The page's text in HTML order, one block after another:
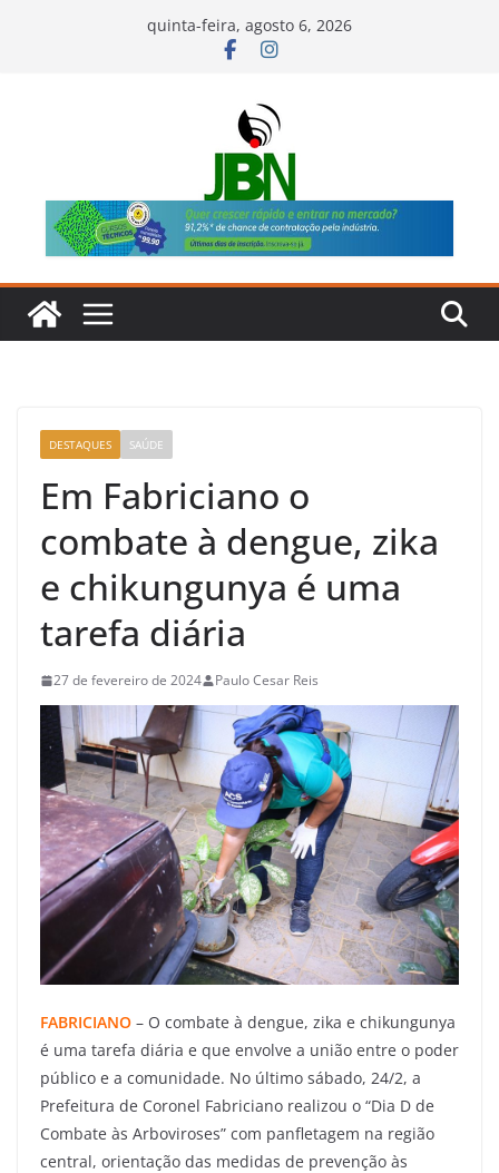
quinta-feira, agosto 6, 2026
DESTAQUES SAÚDE
Em Fabriciano o
combate à dengue, zika
e chikungunya é uma
tarefa diária
27 de fevereiro de 2024 Paulo Cesar Reis
FABRICIANO – O combate à dengue, zika e chikungunya
é uma tarefa diária e que envolve a união entre o poder
público e a comunidade. No último sábado, 24/2, a
Prefeitura de Coronel Fabriciano realizou o “Dia D de
Combate às Arboviroses” com panfletagem na região
central, orientação das medidas de prevenção às